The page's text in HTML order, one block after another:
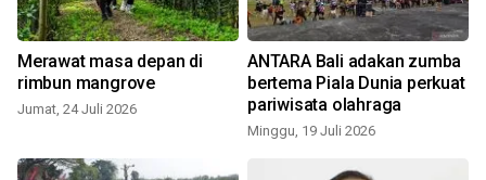
Merawat masa depan di
rimbun mangrove
Jumat, 24 Juli 2026
ANTARA Bali adakan zumba
bertema Piala Dunia perkuat
pariwisata olahraga
Minggu, 19 Juli 2026